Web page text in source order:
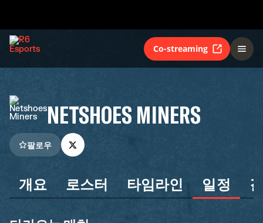
Co-streaming
NETSHOES MINERS
팔로우
개요 로스터 타임라인 일정